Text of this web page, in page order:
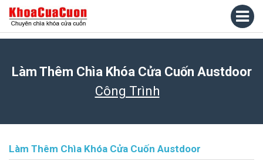
Làm Thêm Chìa Khóa Cửa Cuốn Austdoor
Công Trình
Làm Thêm Chìa Khóa Cửa Cuốn Austdoor